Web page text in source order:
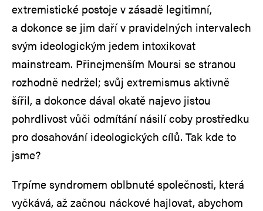
extremistické postoje v zásadě legitimní,
a dokonce se jim daří v pravidelných intervalech
svým ideologickým jedem intoxikovat
mainstream. Přinejmenším Moursi se stranou
rozhodně nedržel; svůj extremismus aktivně
šířil, a dokonce dával okatě najevo jistou
pohrdlivost vůči odmítání násilí coby prostředku
pro dosahování ideologických cílů. Tak kde to
jsme?
Trpíme syndromem oblbnuté společnosti, která
vyčkává, až začnou náckové hajlovat, abychom